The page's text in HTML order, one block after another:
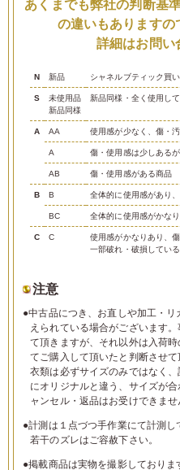
あくまでも弊社の判断基
の違いもありますの
詳細はお問い
N 新品 シャネルブティック買
S
未使用品
新品同様
新品同様・全く使用し
A AA 使用感が少なく、傷・
A 傷・使用感は少しある
AB 傷・使用感がある商品
B B 全体的に使用感があり
BC 全体的に使用感がかな
C C
使用感がかなりあり、
一部破れ・破損してい
注意
●中古品につき、お直しや加工・
えられている場合がございます
て頂きますが、それ以外は入荷
てご購入して頂いたと判断させて
衣類は必ずサイズのみではなく
にオリジナルと違う、サイズが
ャンセル・返品はお受けできませ
●計測は１点づつ手作業にて計測
若干のズレはご容赦下さい。
●掲載商品は実物を撮影しており